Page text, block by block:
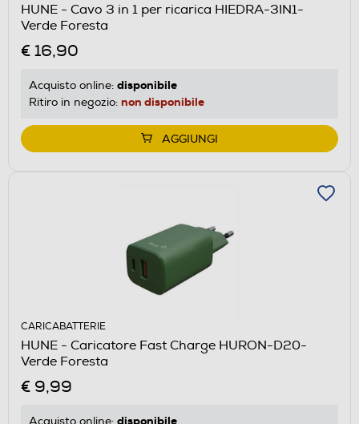
HUNE - Cavo 3 in 1 per ricarica HIEDRA-3IN1-
Verde Foresta
€ 16,90
Acquisto online: disponibile
Ritiro in negozio: non disponibile
AGGIUNGI
CARICABATTERIE
HUNE - Caricatore Fast Charge HURON-D20-
Verde Foresta
€ 9,99
Acquisto online: disponibile